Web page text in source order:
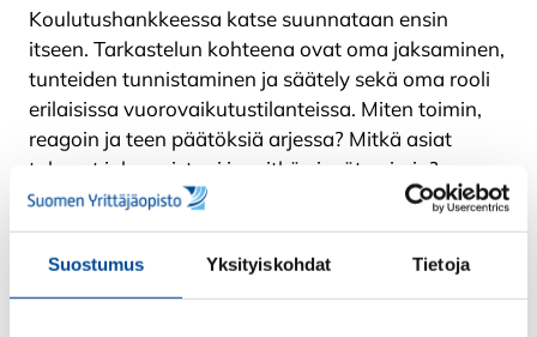
Suostumus Yksityiskohdat Tietoja
Koulutushankkeessa katse suunnataan ensin
itseen. Tarkastelun kohteena ovat oma jaksaminen,
tunteiden tunnistaminen ja säätely sekä oma rooli
erilaisissa vuorovaikutustilanteissa. Miten toimin,
reagoin ja teen päätöksiä arjessa? Mitkä asiat
tukevat jaksamistani ja mitkä vievät voimia?
Itsestä siirrytään lähipiiriin. Pohditaan, miten
kanssa pienillä, arjen teoilla. Lisätään ymmärrystä
sukupolvien välisistä toimintatavoista ja